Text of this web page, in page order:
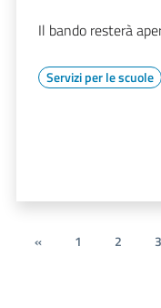
Il bando resterà
Servizi per le scuole
« 1 2 3